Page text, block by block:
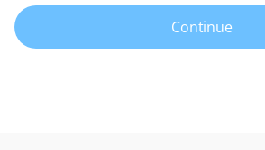
Continue